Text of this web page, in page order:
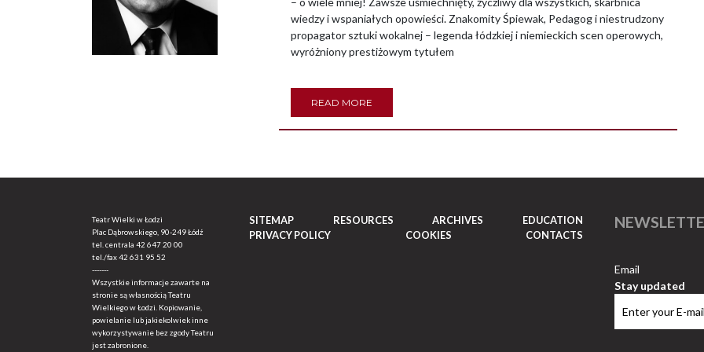
wiedzy i wspaniałych opowieści. Znakomity Śpiewak, Pedagog i niestrudzony
propagator sztuki wokalnej – legenda łódzkiej i niemieckich scen operowych,
wyróżniony prestiżowym tytułem
READ MORE
Teatr Wielki w Łodzi
Plac Dąbrowskiego, 90-249 Łódź
tel. centrala 42 647 20 00
tel./fax42 631 95 52
-------
Wszystkie informacje zawarte na
stronie są własnością Teatru
Wielkiego w Łodzi. Kopiowanie,
powielanie lub jakiekolwiek inne
wykorzystywanie bez zgody Teatru
jest zabronione.
SITEMAP RESOURCES ARCHIVES
EDUCATION
PRIVACY POLICY
COOKIES CONTACTS
Email
Stay updated